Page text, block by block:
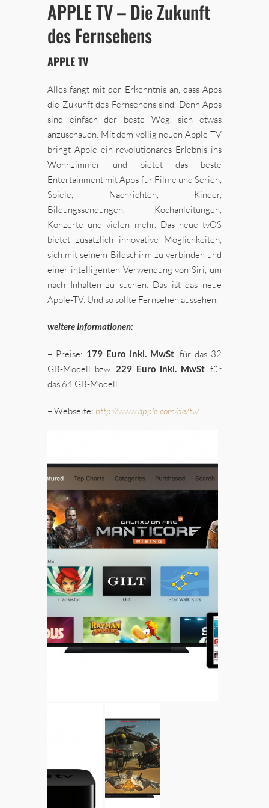
APPLE TV – Die Zukunft
des Fernsehens
APPLE TV
Alles fängt mit der Erkenntnis an, dass Apps
die Zukunft des Fernsehens sind. Denn Apps
sind einfach der beste Weg, sich etwas
anzuschauen. Mit dem völlig neuen Apple-TV
bringt Apple ein revolutionäres Erlebnis ins
Wohnzimmer und bietet das beste
Entertainment mit Apps für Filme und Serien,
Spiele, Nachrichten, Kinder,
Bildungssendungen, Kochanleitungen,
Konzerte und vielen mehr. Das neue tvOS
bietet zusätzlich innovative Möglichkeiten,
sich mit seinem Bildschirm zu verbinden und
einer intelligenten Verwendung von Siri, um
nach Inhalten zu suchen. Das ist das neue
Apple-TV. Und so sollte Fernsehen aussehen.
weitere Informationen:
– Preise: 179 Euro inkl. MwSt . für das 32
GB-Modell bzw. 229 Euro inkl. MwSt. für
das 64 GB-Modell
– Webseite: http://www.apple.com/de/tv/